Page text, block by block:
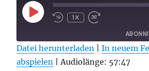
PLAY
EPISODE
1X
RSS FEED
TEILEN
Datei herunterladen |In neuem
abspielen |Audiolänge: 57:47